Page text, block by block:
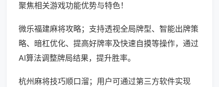
聚焦相关游戏功能优势与特色！
微乐福建麻将攻略；支持透视全局牌型、智能出牌策
略、暗杠优化、提高好牌率及快速自摸等操作，通过
AI算法调整牌局结果，提升胜率。
杭州麻将技巧顺口溜；用户可通过第三方软件实现